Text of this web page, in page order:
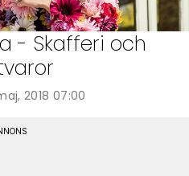
- Skafferi och
2018 07:00